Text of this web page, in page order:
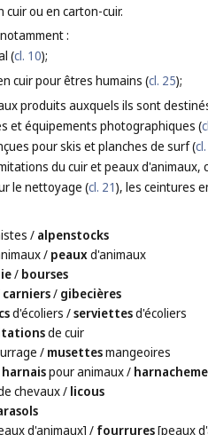
ou en carton-cuir.
:
(cl. 10);
cuir pour êtres humains (cl. 25);
produits auxquels ils sont
et équipements photographiques (
pour skis et planches de surf (
du cuir et peaux
le nettoyage (cl. 21), les ceintures
/ alpenstocks
/ peauxd'animaux
/ bourses
carniers/ gibecières
d'écoliers /serviettesd'écoliers
de cuir
/ musettesmangeoires
harnaispour animaux/
chevaux/ licous
d'animaux] / fourrures[peaux